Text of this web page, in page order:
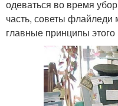
одеваться во время
часть, советы флайледи
главные принципы этого